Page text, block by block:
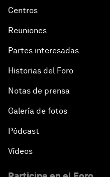
Centros
Reuniones
Partes interesadas
Historias del Foro
Notas de prensa
Galería de fotos
Pódcast
Vídeos